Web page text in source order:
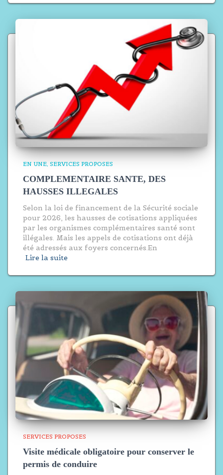
EN UNE SERVICES PROPOSES
COMPLEMENTAIRE SANTE, DES
HAUSSES ILLEGALES
Selon la loi de financement de la Sécurité sociale
pour 2026, les hausses de cotisations appliquées
par les organismes complémentaires santé sont
illégales. Mais les appels de cotisations ont déjà
été adressés aux foyers concernés.En
Lire la suite
SERVICES PROPOSES
Visite médicale obligatoire pour conserver le
permis de conduire